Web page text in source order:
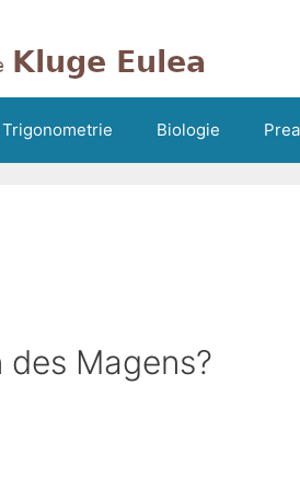
Trigonometrie Biologie
Magens?